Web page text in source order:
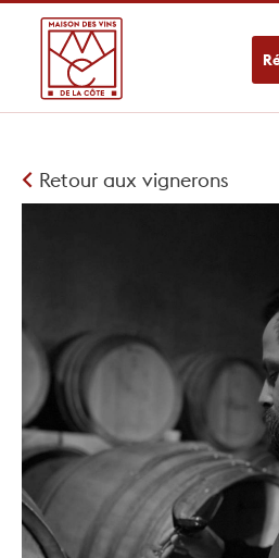
Retour aux vignerons